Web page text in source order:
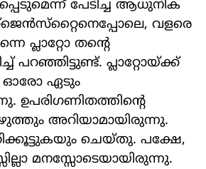
പേടിച്ച ആധുനിക
വളരെ
പ്ലാറ്റോ തന്റെ
പറഞ്ഞിട്ടുണ്ട്. പ്ലാറ്റോയ്ക്ക്
ഓരോ ഏടും
ഉപരിഗണിതത്തിന്റെ
അറിയാമായിരുന്നു.
ചെയ്തു. പക്ഷേ,
മനസ്സോടെയായിരുന്നു.